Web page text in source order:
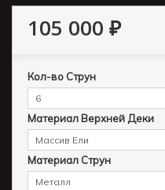
105 000 ₽
Кол-во Струн
6
Материал Верхней Деки
Массив Ели
Материал Струн
Металл